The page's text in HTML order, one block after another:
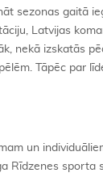
sezonas gaitā
Latvijas
nekā izskatās
Tāpēc par
un
Rīdzenes sporta